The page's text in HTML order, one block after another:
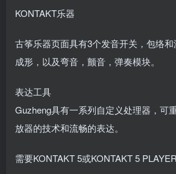
KONTAKT乐器
古筝乐器页面具有3个发音开关，包络
成形，以及弯音，颤音，弹奏模块。
表达工具
Guzheng具有一系列自定义处理器，可
放器的技术和流畅的表达。
需要KONTAKT 5或KONTAKT 5